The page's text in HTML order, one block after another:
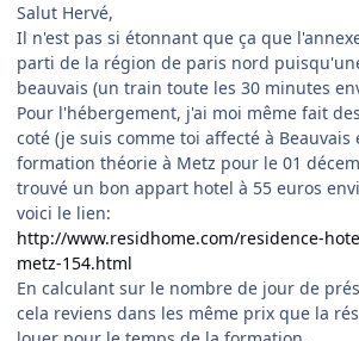
Salut Hervé,
Il n'est pas si étonnant que ça que
parti de la région de paris nord
beauvais (un train toute les 30 minutes
Pour l'hébergement, j'ai moi même fait
coté (je suis comme toi affecté à Beauvais
formation théorie à Metz pour le 01
trouvé un bon appart hotel à 55 euros
voici le lien:
http://www.residhome.com/residence-
metz-154.html
En calculant sur le nombre de jour de
cela reviens dans les même prix que la